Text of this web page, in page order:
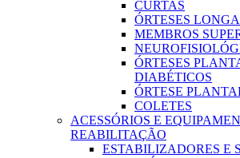
CURTAS
ÓRTESES
MEMBROS
ÓRTESES
DIABÉTICOS
ÓRTESE
COLETES
ACESSÓRIOS E
REABILITAÇÃO
ESTABILIZADORES E